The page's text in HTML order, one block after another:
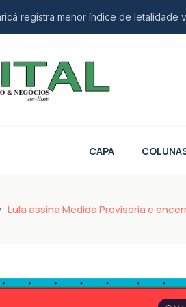
registra menor índice de letalidade
de Niterói e ativista do autismo
abre inscrições gratuitas para
derruba restrição e garante isenção
anuncia nova descoberta de
de etanol na gasolina divide
El Salvador, Marcelo Dino defende
CAPA
Lula assina Medida Provisória e